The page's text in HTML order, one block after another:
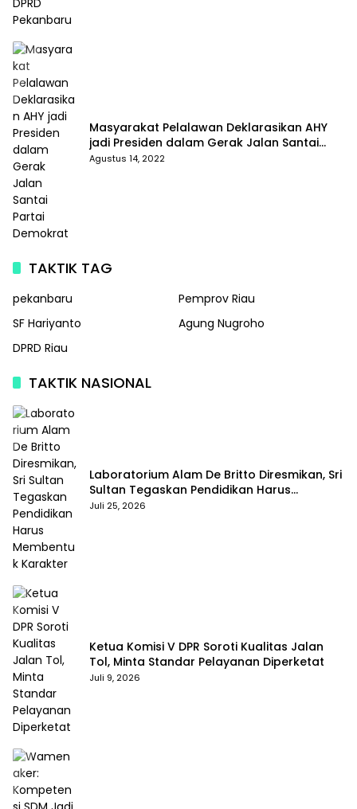
Masyarakat Pelalawan Deklarasikan AHY
jadi Presiden dalam Gerak Jalan Santai
Partai Demokrat
Agustus 14, 2022
TAKTIK TAG
pekanbaru
Pemprov Riau
SF Hariyanto
Agung Nugroho
DPRD Riau
TAKTIK NASIONAL
Laboratorium Alam De Britto Diresmikan, Sri
Sultan Tegaskan Pendidikan Harus
Membentuk Karakter
Juli 25, 2026
Ketua Komisi V DPR Soroti Kualitas Jalan
Tol, Minta Standar Pelayanan Diperketat
Juli 9, 2026